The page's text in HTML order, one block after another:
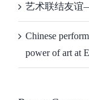
艺术联结友谊
Chinese
power of art at